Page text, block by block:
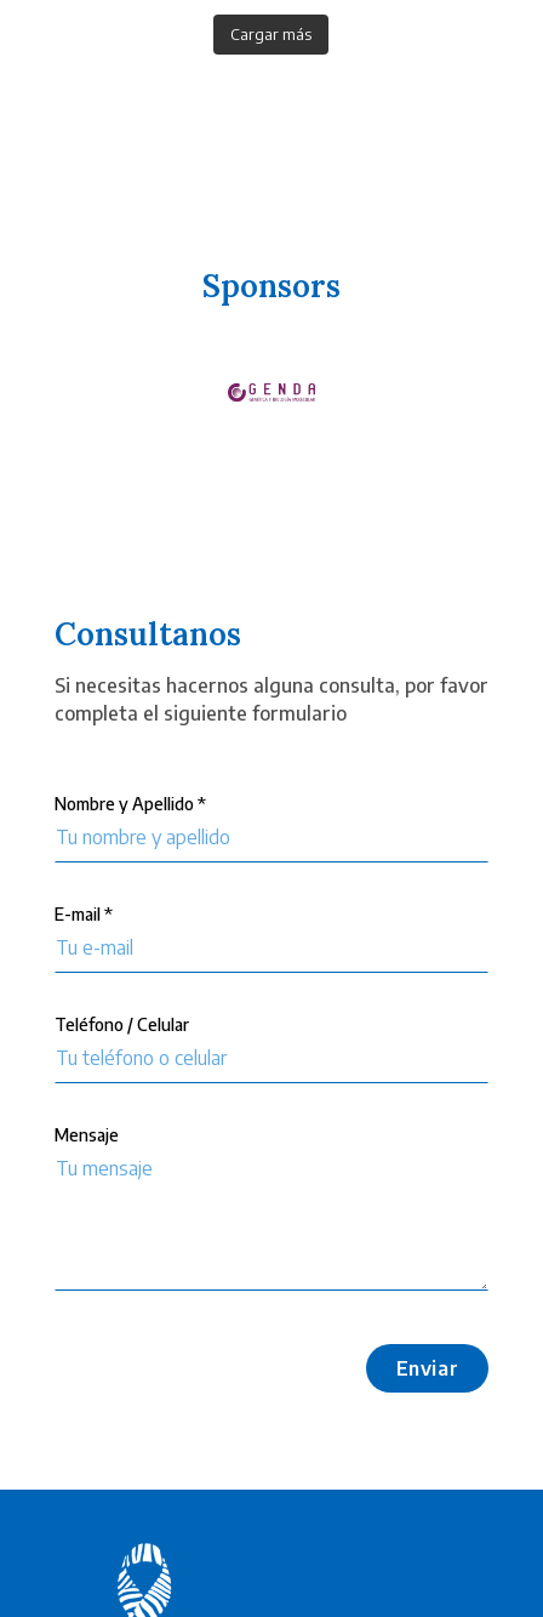
Cargar más
Sponsors
Consultanos
Si necesitas hacernos alguna consulta, por favor
completa el siguiente formulario
Nombre y Apellido *
E-mail *
Teléfono / Celular
Mensaje